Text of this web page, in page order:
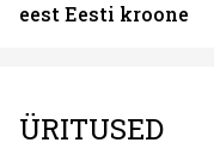
eest Eesti kroone
ÜRITUSED